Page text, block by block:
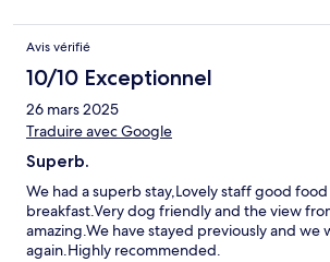
Avis vérifié
10/10 Exceptionnel
26 mars 2025
Traduire avec Google
Superb.
We had a superb stay,Lovely staff good
breakfast.Very dog friendly and the view
amazing.We have stayed previously and we
again.Highly recommended.